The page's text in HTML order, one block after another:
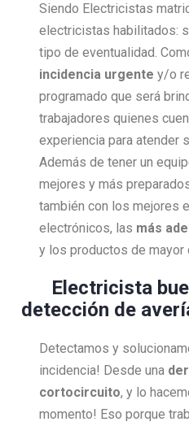
Siendo Electricistas
electricistas habilitados:
tipo de eventualidad.
incidencia urgente y/o
programado que será
trabajadores quienes
experiencia para atender
Además de tener un
mejores y más
también con los mejores
electrónicos, las más
y los productos de mayor
Electricista
detección de
Detectamos y
incidencia! Desde una
cortocircuito, y lo
momento! Eso porque